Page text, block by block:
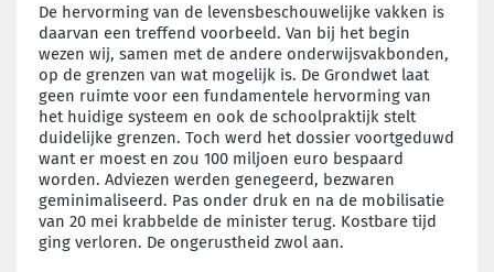
De hervorming van de levensbeschouwelijke vakken is
daarvan een treffend voorbeeld. Van bij het begin
wezen wij, samen met de andere onderwijsvakbonden,
op de grenzen van wat mogelijk is. De Grondwet laat
geen ruimte voor een fundamentele hervorming van
het huidige systeem en ook de schoolpraktijk stelt
duidelijke grenzen. Toch werd het dossier voortgeduwd
want er moest en zou 100 miljoen euro bespaard
worden. Adviezen werden genegeerd, bezwaren
geminimaliseerd. Pas onder druk en na de mobilisatie
van 20 mei krabbelde de minister terug. Kostbare tijd
ging verloren. De ongerustheid zwol aan.